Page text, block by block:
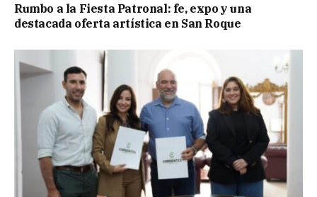
Rumbo a la Fiesta Patronal: fe, expo y una
destacada oferta artística en San Roque